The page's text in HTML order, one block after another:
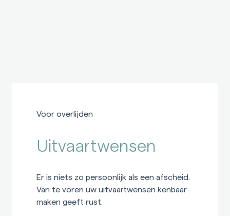
Voor overlijden
Uitvaartwensen
Er is niets zo persoonlijk als een afscheid.
Van te voren uw uitvaartwensen kenbaar
maken geeft rust.